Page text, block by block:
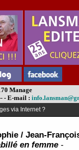
Manage
- E-mail :
via Internet ?
/ Jean-
en femme -